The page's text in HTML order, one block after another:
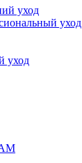
уход
уход
уход